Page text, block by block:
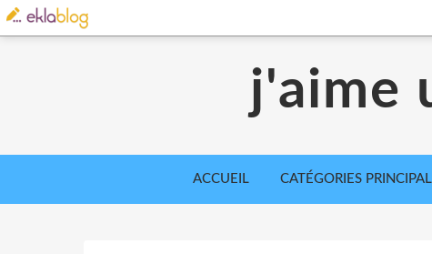
j'aime
ACCUEIL CATÉGORIES